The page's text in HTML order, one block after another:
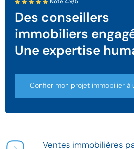
Note 4.9/5
Des conseillers
immobiliers
Une expertise
Confier mon projet immobilier à
Ventes immobilières